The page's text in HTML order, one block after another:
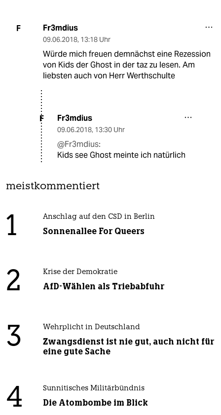
F Fr3mdius
09.06.2018, 13:18 Uhr
Würde mich freuen demnächst eine Rezession
von Kids der Ghost in der taz zu lesen. Am
liebsten auch von Herr Werthschulte
F Fr3mdius
09.06.2018, 13:30 Uhr
@Fr3mdius:
Kids see Ghost meinte ich natürlich
meistkommentiert
1 Anschlag auf den CSD in Berlin
Sonnenallee For Queers
2 Krise der Demokratie
AfD-Wählen als Triebabfuhr
3 Wehrplicht in Deutschland
Zwangsdienst ist nie gut, auch nicht für
eine gute Sache
4 Sunnitisches Militärbündnis
Die Atombombe im Blick